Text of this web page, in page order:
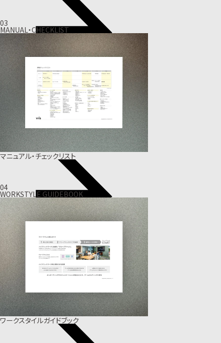
03
MANUAL・CHECKLIST
マニュアル・チェックリスト
04
WORKSTYLE GUIDEBOOK
ワークスタイルガイドブック